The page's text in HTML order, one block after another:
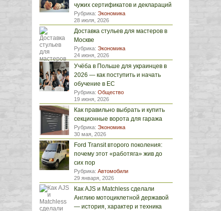
чужих сертификатов и деклараций
Рубрика: Экономика
28 июля, 2026
Доставка стульев для мастеров в
Москве
Рубрика: Экономика
24 июня, 2026
Учёба в Польше для украинцев в
2026 — как поступить и начать
обучение в ЕС
Рубрика: Общество
19 июня, 2026
Как правильно выбрать и купить
секционные ворота для гаража
Рубрика: Экономика
30 мая, 2026
Ford Transit второго поколения:
почему этот «работяга» жив до
сих пор
Рубрика: Автомобили
29 января, 2026
Как AJS и Matchless сделали
Англию мотоциклетной державой
— история, характер и техника